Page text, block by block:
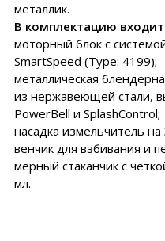
металлик.
В комплектацию
моторный блок с
SmartSpeed (Type: 4199);
металлическая
из нержавеющей стали,
PowerBell и SplashControl;
насадка измельчитель
венчик для взбивания и
мерный стаканчик с
мл.